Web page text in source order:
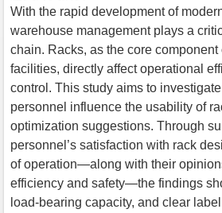
With the rapid development of
warehouse management plays a
chain. Racks, as the core
facilities, directly affect operational
control. This study aims to
personnel influence the usability of
optimization suggestions. Through
personnel’s satisfaction with rack
of operation—along with their
efficiency and safety—the findings
load-bearing capacity, and clear